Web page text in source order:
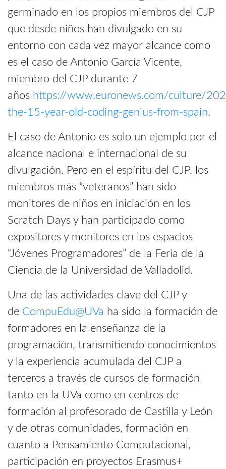
germinado en los propios miembros del CJP
que desde niños han divulgado en su
entorno con cada vez mayor alcance como
es el caso de Antonio García Vicente,
miembro del CJP durante 7
años https://www.euronews.com/culture/
the-15-year-old-coding-genius-from-spain.
El caso de Antonio es solo un ejemplo por el
alcance nacional e internacional de su
divulgación. Pero en el espíritu del CJP, los
miembros más “veteranos” han sido
monitores de niños en iniciación en los
Scratch Days y han participado como
expositores y monitores en los espacios
“Jóvenes Programadores” de la Feria de la
Ciencia de la Universidad de Valladolid.
Una de las actividades clave del CJP y
de CompuEdu@UVa ha sido la formación de
formadores en la enseñanza de la
programación, transmitiendo conocimientos
y la experiencia acumulada del CJP a
terceros a través de cursos de formación
tanto en la UVa como en centros de
formación al profesorado de Castilla y León
y de otras comunidades, formación en
cuanto a Pensamiento Computacional,
participación en proyectos Erasmus+